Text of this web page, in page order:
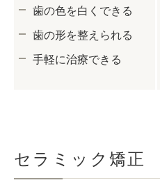
歯の色を白くできる
歯の形を整えられる
手軽に治療できる
セラミック矯正